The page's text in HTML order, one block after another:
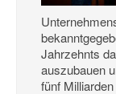
Jahrzehnts
auszubauen
fünf